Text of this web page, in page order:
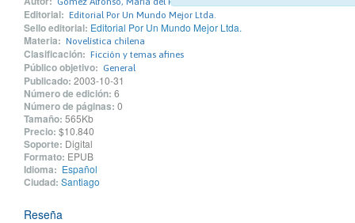
Editorial: Editorial Por Un Mundo Mejor Ltda.
Sello editorial: Editorial Por Un Mundo Mejor Ltda.
Materia: Novelística chilena
Clasificación: Ficción y temas afines
Público objetivo: General
Publicado: 2003-10-31
Número de edición: 6
Número de páginas: 0
Tamaño: 565Kb
Precio: $10.840
Soporte: Digital
Formato: EPUB
Idioma: Español
Ciudad: Santiago
Reseña